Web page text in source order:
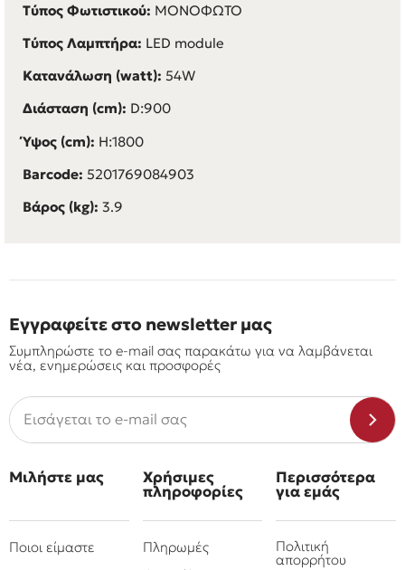
Τύπος Φωτιστικού: ΜΟΝΟΦΩΤΟ
Τύπος Λαμπτήρα: LED module
Κατανάλωση (watt): 54W
Διάσταση (cm): D:900
Ύψος (cm): H:1800
Barcode: 5201769084903
Βάρος (kg): 3.9
Εγγραφείτε στο newsletter μας
Συμπληρώστε το e-mail σας παρακάτω για να λαμβάνεται
νέα, ενημερώσεις και προσφορές
Μιλήστε μας
Ποιοι είμαστε
Χρήσιμες
πληροφορίες
Πληρωμές
Περισσότερα
για εμάς
Πολιτική
απορρήτου